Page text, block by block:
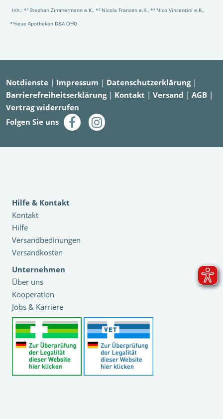
Inh.: *¹ Stephan Zimmermann e.K., *² Nicola Franzen e.K., *³ Nico Vincentini e.K.,
*⁴neue Apotheken D&A OHG
Notdienste | Impressum | Datenschutzerklärung|
Barrierefreiheitserklärung| Kontakt | Versand | AGB |
Vertrag widerrufen
Folgen Sie uns
Hilfe & Kontakt
Kontakt
Hilfe
Versandbedinungen
Versandkosten
Unternehmen
Über uns
Kooperation
Jobs & Karriere